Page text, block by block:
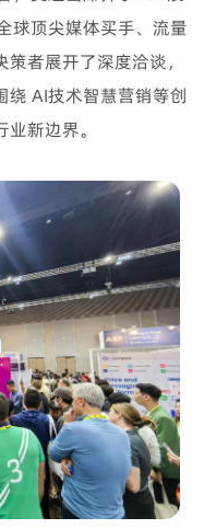
球顶尖媒体买手、流量
者展开了深度洽谈，
AI技术智慧营销等创
新边界。